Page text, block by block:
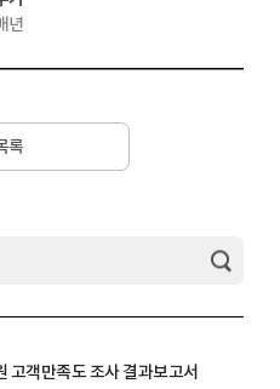
년
록
고객만족도 조사 결과보고서